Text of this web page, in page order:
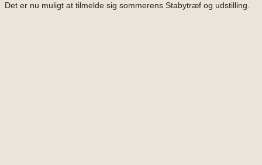
Det er nu muligt at tilmelde sig sommerens Stabytræf og udstilling.